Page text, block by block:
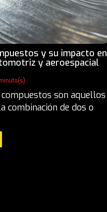
y su impacto en
y aeroespacial
son aquellos
combinación de dos o